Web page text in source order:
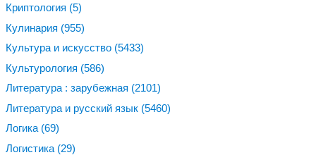
Криптология (5)
Кулинария (955)
Культура и искусство (5433)
Культурология (586)
Литература : зарубежная (2101)
Литература и русский язык (5460)
Логика (69)
Логистика (29)